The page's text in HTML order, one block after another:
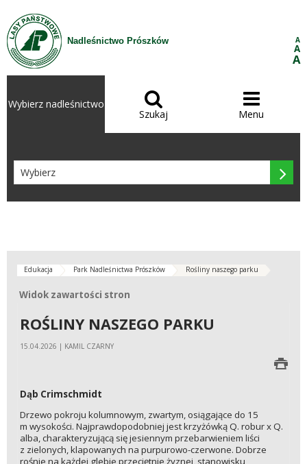
Przejdź do treści
Nadleśnictwo Prószków A
A
A
Wybierz nadleśnictwo 
Szukaj

Menu

Edukacja Park Nadleśnictwa Prószków Rośliny naszego parku
Widok zawartości stron
Widok zawartości stron
ROŚLINY NASZEGO PARKU
15.04.2026 | KAMIL CZARNY
Dąb Crimschmidt
Drzewo pokroju kolumnowym, zwartym, osiągające do 15
m wysokości. Najprawdopodobniej jest krzyżówką Q. robur x Q.
alba, charakteryzującą się jesiennym przebarwieniem liści
z zielonych, klapowanych na purpurowo-czerwone. Dobrze
rośnie na każdej glebie przeciętnie żyznej, stanowisku